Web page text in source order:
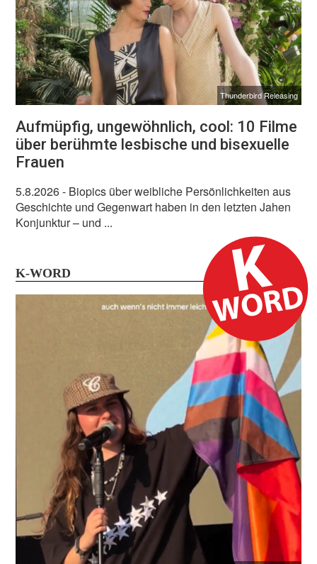
Thunderbird Releasing
Aufmüpfig, ungewöhnlich, cool: 10 Filme
über berühmte lesbische und bisexuelle
Frauen
5.8.2026- Biopics über weibliche Persönlichkeiten aus
Geschichte und Gegenwart haben in den letzten Jahen
Konjunktur – und ...
K-WORD